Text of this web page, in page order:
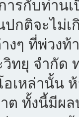
ารกับท่าน
ปกติจะไม่
งๆ ที่พ่วง
ทยุ จำกัด
อเหล่านั้น
ทั้งนี้มีผล